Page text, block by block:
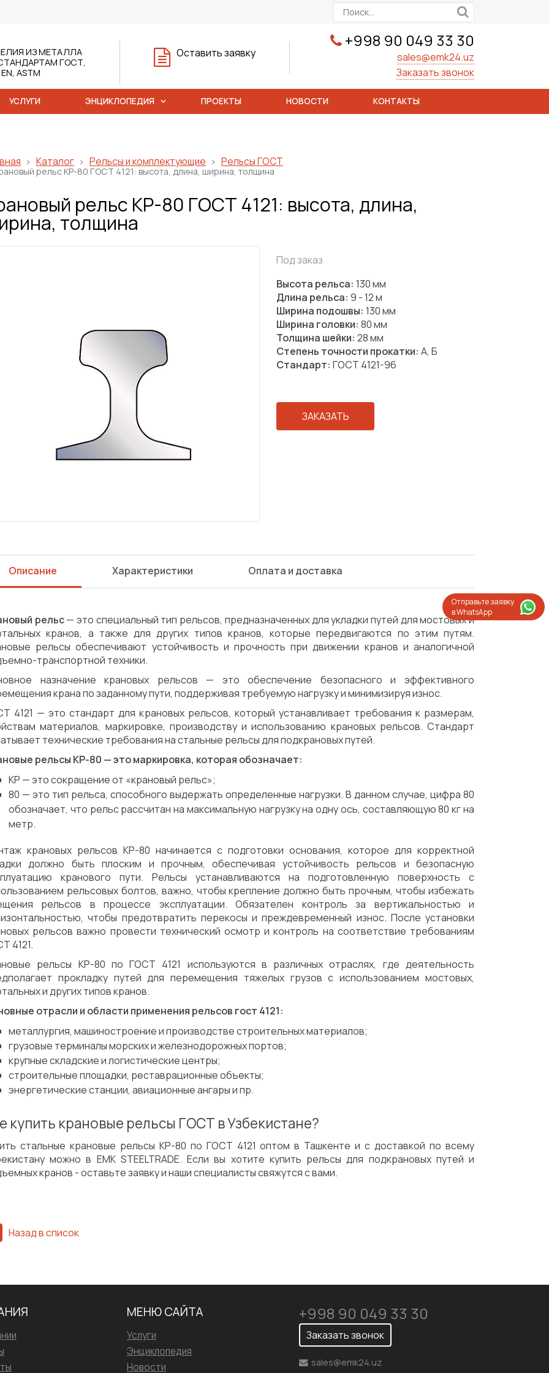
Отправьте заявку
в WhatsApp
+998 90 049 33 30
sales@emk24.uz
Заказать звонок
Оставить заявку
ИЗ МЕТАЛЛА
ГОСТ,
ASTM
УСЛУГИ ЭНЦИКЛОПЕДИЯ ПРОЕКТЫ НОВОСТИ КОНТАКТЫ
Сварка Механическая обработка Испытания/Сертификация Доставка
Каталог Рельсы и комплектующие Рельсы ГОСТ
рельс КР-80 ГОСТ 4121: высота, длина, ширина, толщина
рельс КР-80 ГОСТ 4121: высота, длина,
толщина
Под заказ
Высота рельса: 130 мм
Длина рельса: 9 - 12 м
Ширина подошвы: 130 мм
Ширина головки: 80 мм
Толщина шейки: 28 мм
Степень точности прокатки: А, Б
Стандарт: ГОСТ 4121-96
ЗАКАЗАТЬ
Описание Характеристики Оплата и доставка
рельс— это специальный тип рельсов, предназначенных для укладки путей для мостовых и
кранов, а также для других типов кранов, которые передвигаются по этим путям.
рельсы обеспечивают устойчивость и прочность при движении кранов и аналогичной
транспортной техники.
назначение крановых рельсов — это обеспечение безопасного и эффективного
крана по заданному пути, поддерживая требуемую нагрузку и минимизируя износ.
4121 — это стандарт для крановых рельсов, который устанавливает требования к размерам,
материалов, маркировке, производству и использованию крановых рельсов. Стандарт
технические требования на стальные рельсы для подкрановых путей.
рельсы КР-80 — это маркировка, которая обозначает:
КР — это сокращение от «крановый рельс»;
80 — это тип рельса, способного выдержать определенные нагрузки. В данном случае, цифра 80
обозначает, что рельс рассчитан на максимальную нагрузку на одну ось, составляющую 80 кг на
метр.
крановых рельсов КР-80 начинается с подготовки основания, которое для корректной
должно быть плоским и прочным, обеспечивая устойчивость рельсов и безопасную
кранового пути. Рельсы устанавливаются на подготовленную поверхность с
рельсовых болтов, важно, чтобы крепление должно быть прочным, чтобы избежать
рельсов в процессе эксплуатации. Обязателен контроль за вертикальностью и
чтобы предотвратить перекосы и преждевременный износ. После установки
рельсов важно провести технический осмотр и контроль на соответствие требованиям
4121.
рельсы КР-80 по ГОСТ 4121 используются в различных отраслях, где деятельность
прокладку путей для перемещения тяжелых грузов с использованием мостовых,
и других типов кранов.
отрасли и области применения рельсов гост 4121:
металлургия, машиностроение и производстве строительных материалов;
грузовые терминалы морских и железнодорожных портов;
крупные складские и логистические центры;
строительные площадки, реставрационные объекты;
энергетические станции, авиационные ангары и пр.
купить крановые рельсы ГОСТ в Узбекистане?
стальные крановые рельсы КР-80 по ГОСТ 4121 оптом в Ташкенте и с доставкой по всему
можно в EMK STEELTRADE. Если вы хотите купить рельсы для подкрановых путей и
кранов - оставьте заявку и наши специалисты свяжутся с вами.
Назад в список
+998 90 049 33 30
Заказать звонок
sales@emk24.uz
МЕНЮ САЙТА
Услуги
Энциклопедия
Новости